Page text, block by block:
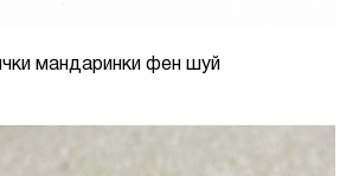
мандаринки фен шуй